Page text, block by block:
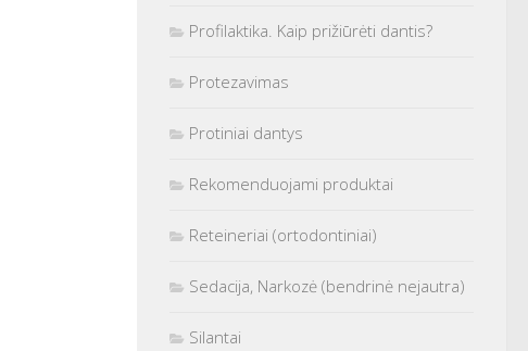
Profilaktika. Kaip prižiūrėti dantis?
Protezavimas
Protiniai dantys
Rekomenduojami produktai
Reteineriai (ortodontiniai)
Sedacija, Narkozė (bendrinė nejautra)
Silantai